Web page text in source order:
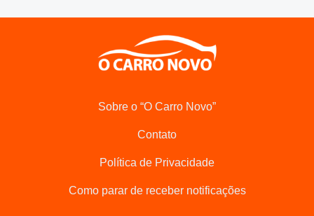
Sobre o “O Carro Novo”
Contato
Política de Privacidade
Como parar de receber notificações